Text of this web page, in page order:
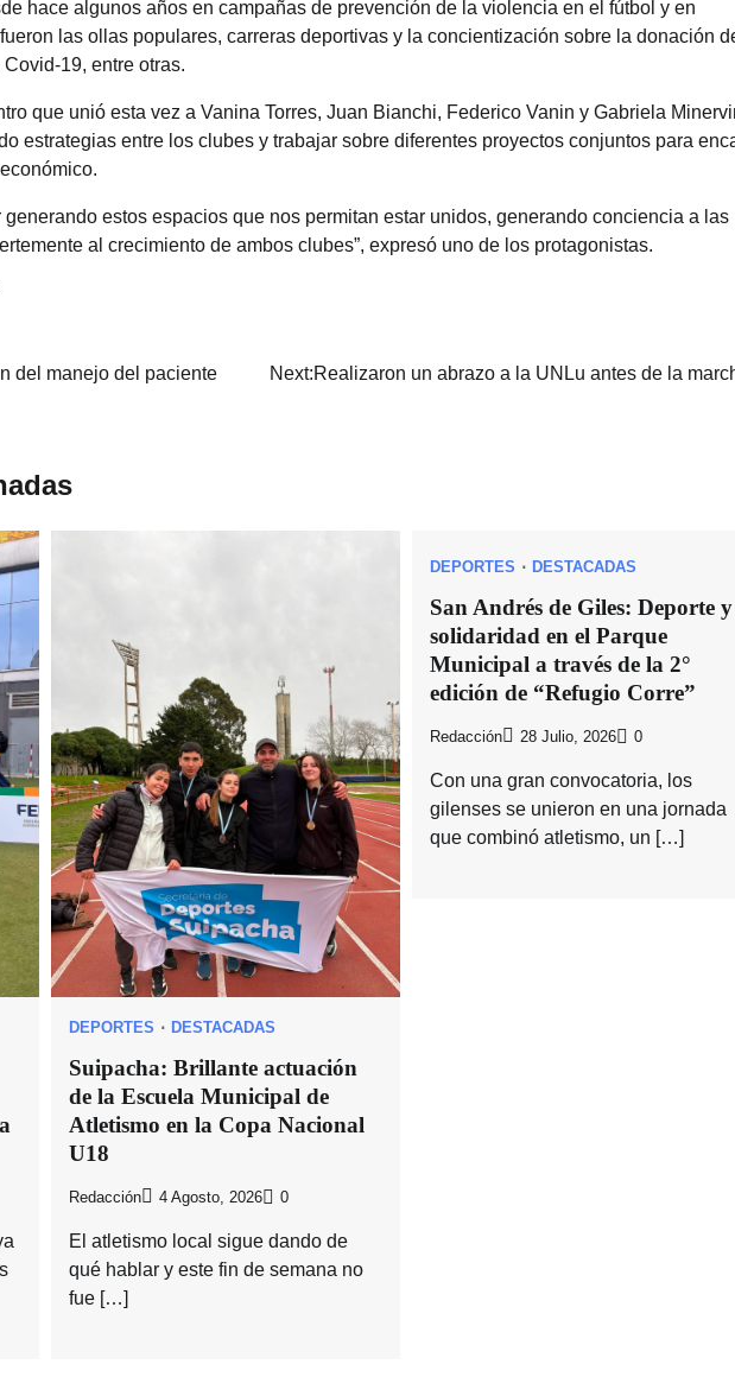
hace algunos años en campañas de prevención de la violencia en el fútbol y en
las ollas populares, carreras deportivas y la concientización sobre la donación
19, entre otras.
que unió esta vez a Vanina Torres, Juan Bianchi, Federico Vanin y Gabriela
estrategias entre los clubes y trabajar sobre diferentes proyectos conjuntos para
estos espacios que nos permitan estar unidos, generando conciencia a las
al crecimiento de ambos clubes”, expresó uno de los protagonistas.
del manejo del paciente
Next:Realizaron un abrazo a la UNLu antes de la
DEPORTES DESTACADAS
Suipacha: Brillante actuación
de la Escuela Municipal de
Atletismo en la Copa Nacional
U18
Redacción 4 Agosto, 2026 0
El atletismo local sigue dando de
qué hablar y este fin de semana no
fue […]
DEPORTES DESTACADAS
San Andrés de Giles: Deporte y
solidaridad en el Parque
Municipal a través de la 2°
edición de “Refugio Corre”
Redacción 28 Julio, 2026 0
Con una gran convocatoria, los
gilenses se unieron en una jornada
que combinó atletismo, un […]